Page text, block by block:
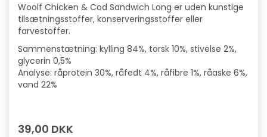
Woolf Chicken & Cod Sandwich Long er uden kunstige
tilsætningsstoffer, konserveringsstoffer eller
farvestoffer.
Sammenstætning: kylling 84%, torsk 10%, stivelse 2%,
glycerin 0,5%
Analyse: råprotein 30%, råfedt 4%, råfibre 1%, råaske 6%,
vand 22%
39,00 DKK